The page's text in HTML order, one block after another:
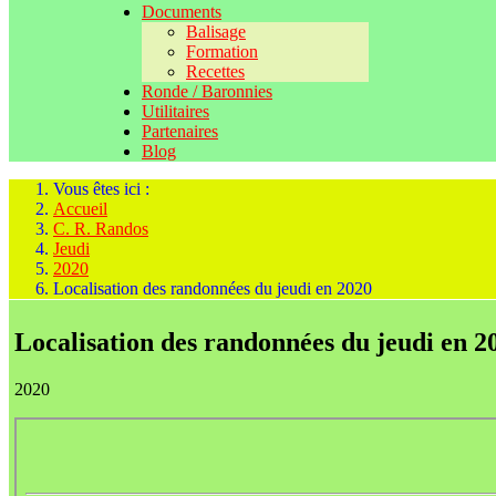
Documents
Balisage
Formation
Recettes
Ronde / Baronnies
Utilitaires
Partenaires
Blog
Vous êtes ici :
Accueil
C. R. Randos
Jeudi
2020
Localisation des randonnées du jeudi en 2020
Localisation des randonnées du jeudi en
2020